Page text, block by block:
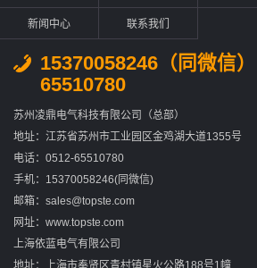
新闻中心 联系我们
15370058246（同微信
65510780
苏州凌鼎电气科技有限公司（总部）
地址：江苏省苏州市工业园区金鸡湖大道1355号
电话：0512-65510780
手机：15370058246(同微信)
邮箱：sales@topste.com
网址：www.topste.com
上海依蓝电气有限公司
地址：上海市奉贤区青村镇星火公路188号1幢